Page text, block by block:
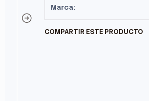
Marca:
COMPARTIR ESTE PRODUCTO